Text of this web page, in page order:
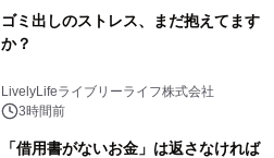
ゴミ出しのストレス、まだ抱えてます
か？
LivelyLifeライブリーライフ株式会社
3時間前
「借用書がないお金」は返さなければ